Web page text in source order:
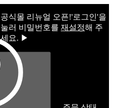
공식몰 리뉴얼 오픈!ㅤ'로그인'을
눌러 비밀번호를 재설정해 주
세요. ▶